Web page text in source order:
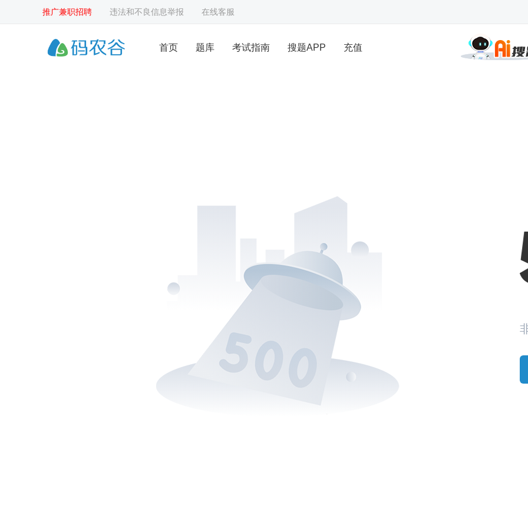
推广兼职招聘 违法和不良信息举报 在线客服
首页 题库 考试指南 搜题APP 充值